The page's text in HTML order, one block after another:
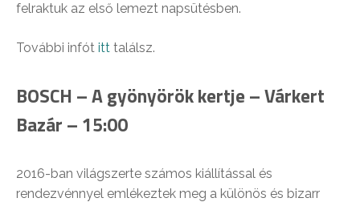
felraktuk az első lemezt napsütésben.
További infót itt találsz.
BOSCH – A gyönyörök kertje – Várkert
Bazár – 15:00
2016-ban világszerte számos kiállítással és
rendezvénnyel emlékeztek meg a különös és bizarr